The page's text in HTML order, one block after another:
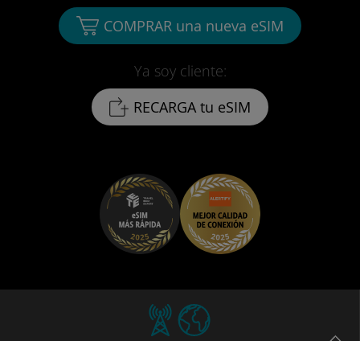
Ya soy cliente:
RECARGA tu eSIM
COMPRAR una nueva eSIM